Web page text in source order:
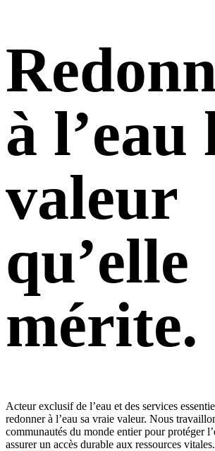
à l’eau
valeur
qu’elle
mérite.
Acteur exclusif de l’eau et des services
redonner à l’eau sa vraie valeur. Nous
communautés du monde entier pour protéger
assurer un accès durable aux ressources vitales.